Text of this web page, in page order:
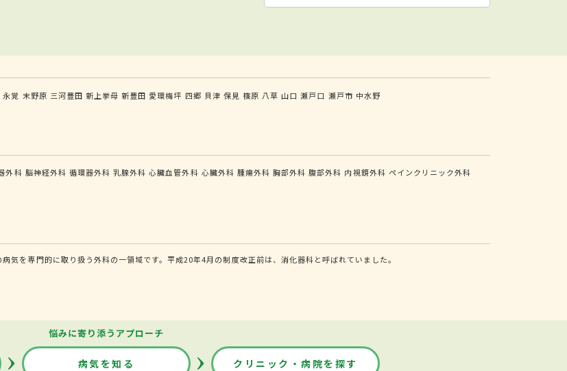
永覚 末野原 三河豊田 新上挙母 新豊田 愛環梅坪 四郷 貝津 保見 篠原 八草 山口 瀬戸口 瀬戸市 中水野
外科 脳神経外科 循環器外科 乳腺外科 心臓血管外科 心臓外科 腫瘍外科 胸部外科 腹部外科 内視鏡外科 ペインクリニック外科
気を専門的に取り扱う外科の一領域です。平成20年4月の制度改正前は、消化器科と呼ばれていました。
悩みに寄り添うアプローチ
病気を知る クリニック・病院を探す